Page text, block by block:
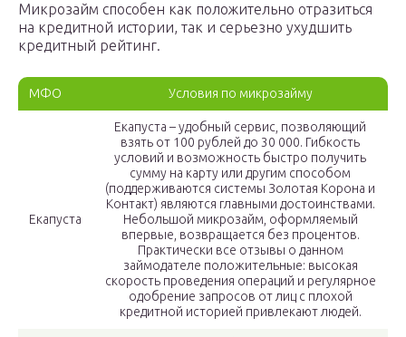
Микрозайм способен как положительно отразиться
на кредитной истории, так и серьезно ухудшить
кредитный рейтинг.
МФО Условия по микрозайму
Екапуста
Екапуста – удобный сервис, позволяющий
взять от 100 рублей до 30 000. Гибкость
условий и возможность быстро получить
сумму на карту или другим способом
(поддерживаются системы Золотая Корона и
Контакт) являются главными достоинствами.
Небольшой микрозайм, оформляемый
впервые, возвращается без процентов.
Практически все отзывы о данном
займодателе положительные: высокая
скорость проведения операций и регулярное
одобрение запросов от лиц с плохой
кредитной историей привлекают людей.